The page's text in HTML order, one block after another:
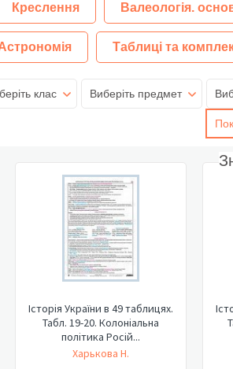
Креслення Валеологія.
Таблиці та
клас Виберіть предмет
Історія України в 49 таблицях.
Табл. 19-20. Колоніальна
політика Росій...
Харькова Н.